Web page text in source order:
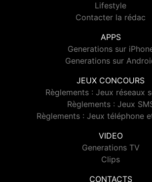
Lifestyle
Contacter la rédac
APPS
Generations sur
Generations sur
JEUX CONCOURS
Règlements : Jeux réseaux
Règlements : Jeux
Règlements : Jeux téléphone
VIDEO
Generations TV
Clips
CONTACTS